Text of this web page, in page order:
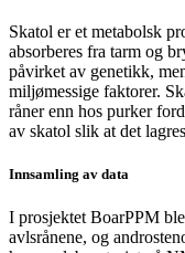
Skatol er et metabolsk
absorberes fra tarm og
påvirket av genetikk,
miljømessige faktorer.
råner enn hos purker
av skatol slik at det
Innsamling av data
I prosjektet BoarPPM
avlsrånene, og